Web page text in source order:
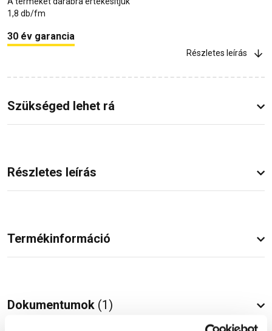
1,8 db/fm
30 év garancia
Részletes leírás
Szükséged lehet rá
Részletes leírás
Termékinformáció
Dokumentumok (1)